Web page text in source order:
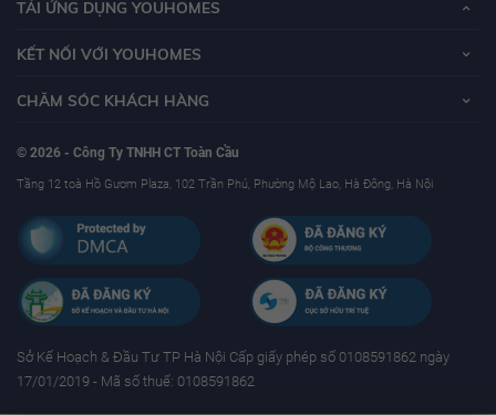
TẢI ỨNG DỤNG YOUHOMES
KẾT NỐI VỚI YOUHOMES
CHĂM SÓC KHÁCH HÀNG
© 2026 - Công Ty TNHH CT Toàn Cầu
Tầng 12 toà Hồ Gươm Plaza, 102 Trần Phú, Phường Mộ Lao, Hà Đông, Hà Nội
Sở Kế Hoạch & Ðầu Tư TP Hà Nội Cấp giấy phép số 0108591862 ngày
17/01/2019 - Mã số thuế: 0108591862